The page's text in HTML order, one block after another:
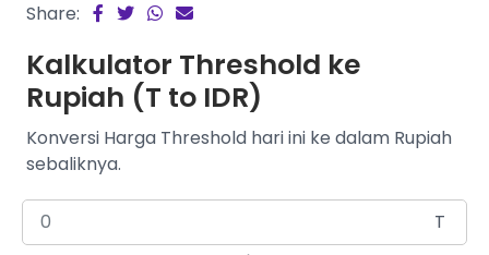
Share:
Kalkulator Threshold ke
Rupiah (T to IDR)
Konversi Harga Threshold hari ini ke dalam Rupiah
sebaliknya.
T